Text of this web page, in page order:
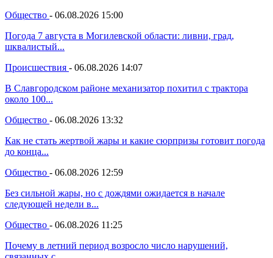
Общество - 06.08.2026 15:00
Погода 7 августа в Могилевской области: ливни, град,
шквалистый...
Происшествия - 06.08.2026 14:07
В Славгородском районе механизатор похитил с трактора
около 100...
Общество - 06.08.2026 13:32
Как не стать жертвой жары и какие сюрпризы готовит погода
до конца...
Общество - 06.08.2026 12:59
Без сильной жары, но с дождями ожидается в начале
следующей недели в...
Общество - 06.08.2026 11:25
Почему в летний период возросло число нарушений,